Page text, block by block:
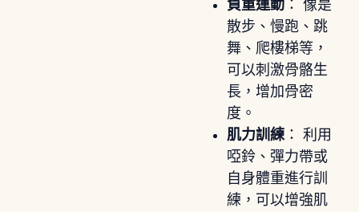
負重運動： 像是
散步、慢跑、跳
舞、爬樓梯等，
可以刺激骨骼生
長，增加骨密
度。
肌力訓練： 利用
啞鈴、彈力帶或
自身體重進行訓
練，可以增強肌